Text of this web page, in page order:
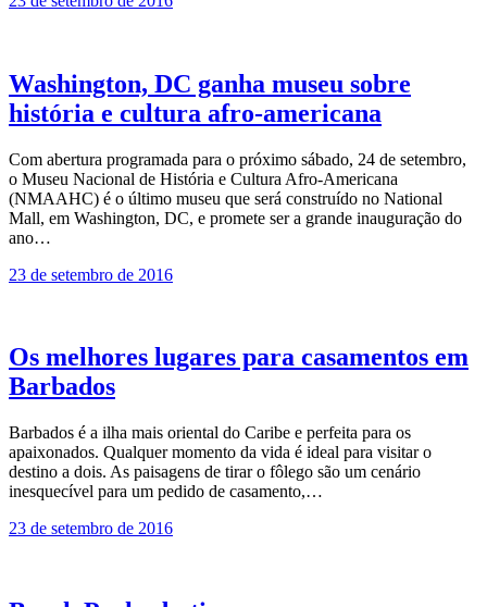
Washington, DC ganha museu sobre
história e cultura afro-americana
Com abertura programada para o próximo sábado, 24 de setembro,
o Museu Nacional de História e Cultura Afro-Americana
(NMAAHC) é o último museu que será construído no National
Mall, em Washington, DC, e promete ser a grande inauguração do
ano…
23 de setembro de 2016
Os melhores lugares para casamentos em
Barbados
Barbados é a ilha mais oriental do Caribe e perfeita para os
apaixonados. Qualquer momento da vida é ideal para visitar o
destino a dois. As paisagens de tirar o fôlego são um cenário
inesquecível para um pedido de casamento,…
23 de setembro de 2016